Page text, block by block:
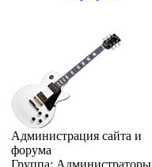
Администрация сайта и
форума
Группа: Администраторы